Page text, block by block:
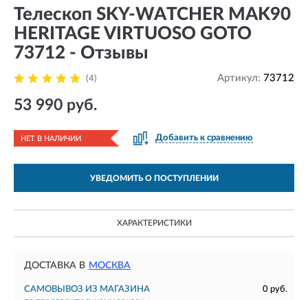
Телескоп SKY-WATCHER MAK90
HERITAGE VIRTUOSO GOTO
73712 - Отзывы
(4) Артикул: 73712
53 990 руб.
НЕТ В НАЛИЧИИ Добавить к сравнению
УВЕДОМИТЬ О ПОСТУПЛЕНИИ
ХАРАКТЕРИСТИКИ
ДОСТАВКА В МОСКВА
САМОВЫВОЗ ИЗ МАГАЗИНА
0 руб.